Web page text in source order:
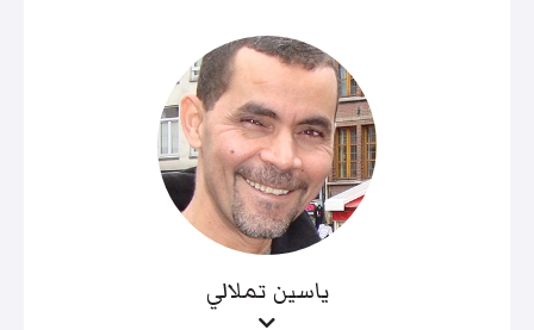
ياسين تملالي